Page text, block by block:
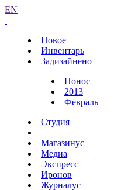
EN
Новое
Инвентарь
Задизайнено
Понос
2013
Февраль
Студия
Магазинус
Медиа
Экспресс
Иронов
Журналус